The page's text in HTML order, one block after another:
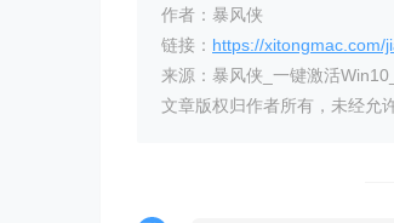
作者：暴风侠
链接： https://xitongmac.com/
来源：暴风侠_一键激活
文章版权归作者所有，未经允